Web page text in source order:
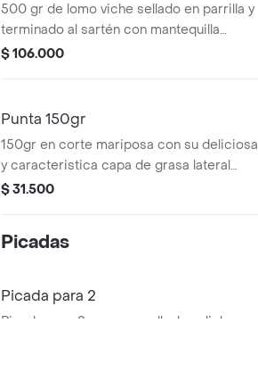
500 gr de lomo viche sellado en parrilla y
terminado al sartén con mantequilla
especiada con champiñones
$ 106.000
Punta 150gr
150gr en corte mariposa con su deliciosa
y caracteristica capa de grasa lateral
acommpañado de papa maduro y
$ 31.500
Picadas
Picada para 2
Picada para 2 con res, pollo, bondiola,